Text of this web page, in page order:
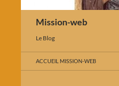
Mission-web
Le Blog
ACCUEIL MISSION-WEB